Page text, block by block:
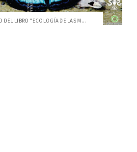
DEL LIBRO "ECOLOGÍA DE LAS M...